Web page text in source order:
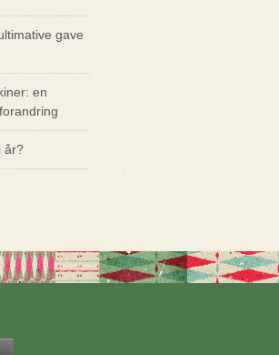
gave
en
år?